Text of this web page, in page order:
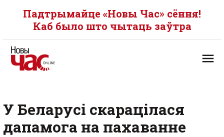
Падтрымайце «Новы Час» сёння!
Каб было што чытаць заўтра
У Беларусі скарацілася
дапамога на пахаванне